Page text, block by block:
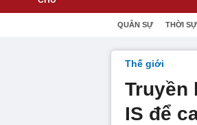
QUÂN SỰ THỜI
Thế giới
Truyền
IS để